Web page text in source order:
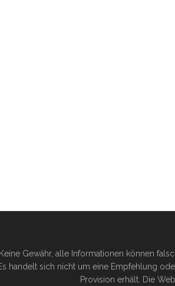
Gewähr, alle Informationen können
handelt sich nicht um eine Empfehlung
Provision erhält. Die